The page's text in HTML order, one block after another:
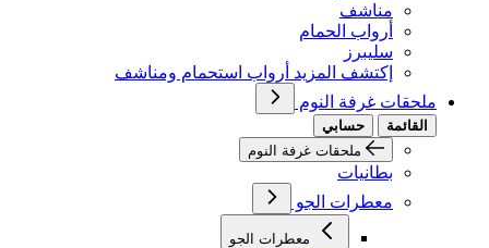
مناشف
أرواب الحمام
سليبرز
إكتشف المزيد أرواب استحمام ومناشف
ملحقات غرفة النوم
القائمة
حسابي
ملحقات غرفة النوم
بطانيات
معطرات الجو
معطرات الجو